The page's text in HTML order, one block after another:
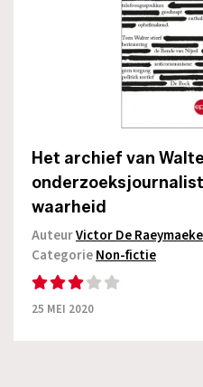
Het archief van
waarheid
AuteurVictor De
CategorieNon-fictie
25 MEI 2020